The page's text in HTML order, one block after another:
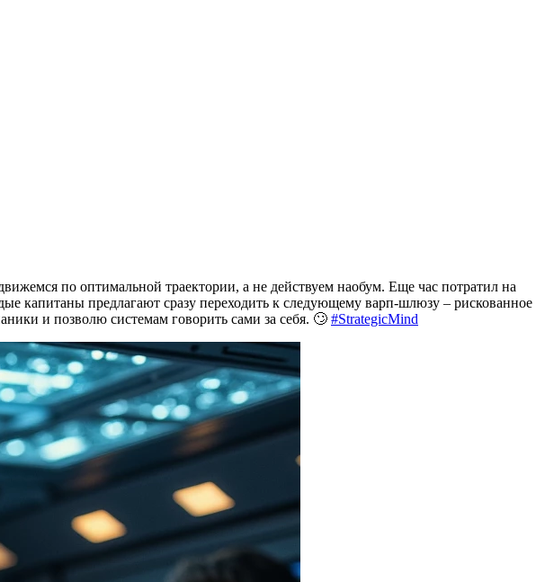
по оптимальной траектории, а не действуем наобум. Еще час потратил на
капитаны предлагают сразу переходить к следующему варп-шлюзу – рискованное
и позволю системам говорить сами за себя. 🙄 #StrategicMind